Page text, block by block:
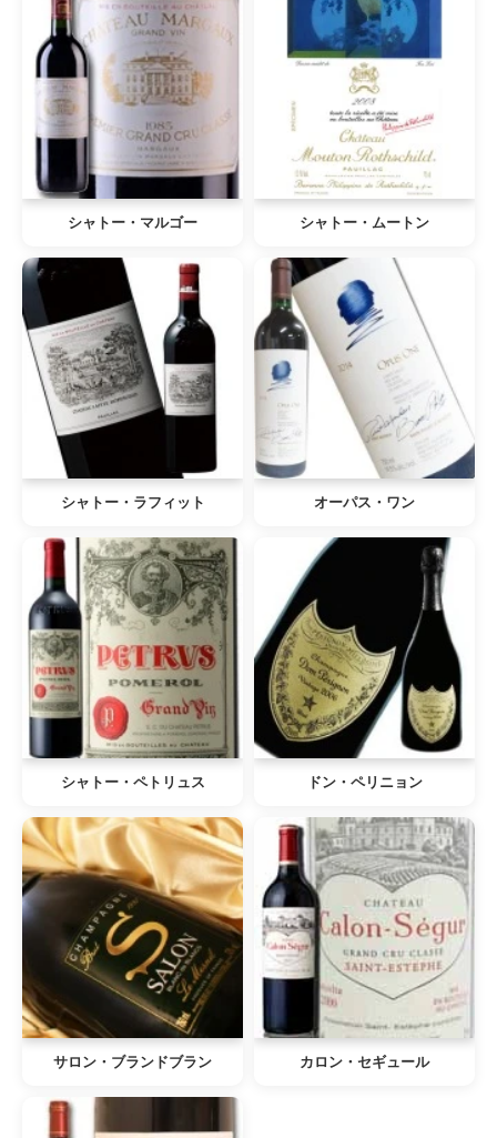
シャトー・マルゴー シャトー・ムートン
シャトー・ラフィット オーパス・ワン
シャトー・ペトリュス ドン・ペリニョン
サロン・ブランドブラン カロン・セギュール